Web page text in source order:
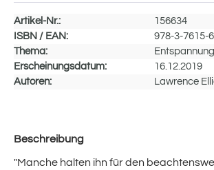
Artikel-Nr.:
156634
ISBN / EAN:
978-3-7615-
Thema:
Entspannung
Erscheinungsdatum:
16.12.2019
Autoren:
Lawrence
Beschreibung
"Manche halten ihn für den